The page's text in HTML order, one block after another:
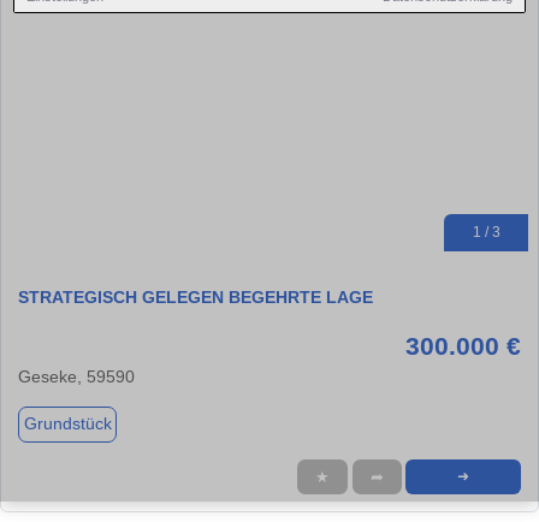
1 / 3
STRATEGISCH GELEGEN BEGEHRTE LAGE
300.000 €
Geseke, 59590
Grundstück
★ ➦ ➜